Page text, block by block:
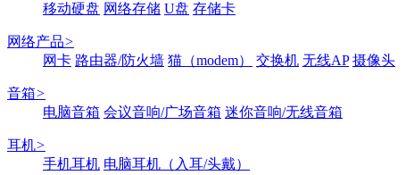
移动硬盘 网络存储 U盘 存储卡
网络产品>
网卡 路由器/防火墙 猫（modem） 交换机 无线AP 摄像头
音箱>
电脑音箱 会议音响/广场音箱 迷你音响/无线音箱
耳机>
手机耳机 电脑耳机（入耳/头戴）